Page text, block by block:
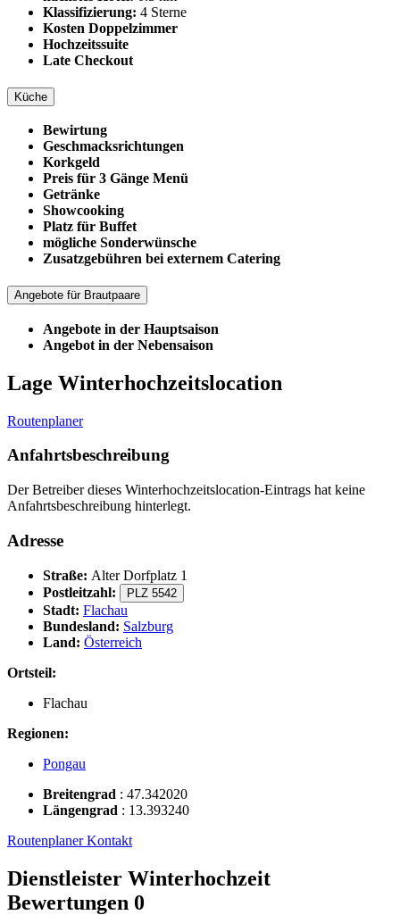
Klassifizierung: 4 Sterne
Kosten Doppelzimmer
Hochzeitssuite
Late Checkout
Küche
Bewirtung
Geschmacksrichtungen
Korkgeld
Preis für 3 Gänge Menü
Getränke
Showcooking
Platz für Buffet
mögliche Sonderwünsche
Zusatzgebühren bei externem Catering
Angebote für Brautpaare
Angebote in der Hauptsaison
Angebot in der Nebensaison
Lage Winterhochzeitslocation
Routenplaner
Anfahrtsbeschreibung
Der Betreiber dieses Winterhochzeitslocation-Eintrags hat keine
Anfahrtsbeschreibung hinterlegt.
Adresse
Straße: Alter Dorfplatz 1
Postleitzahl:
PLZ 5542
Stadt: Flachau
Bundesland: Salzburg
Land: Österreich
Ortsteil:
Flachau
Regionen:
Pongau
Breitengrad : 47.342020
Längengrad : 13.393240
RoutenplanerKontakt
Dienstleister Winterhochzeit
Bewertungen 0